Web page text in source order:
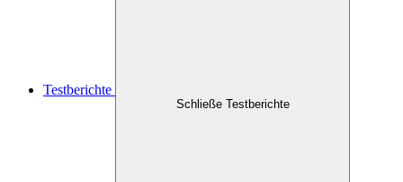
Testberichte
Schließe Testberichte